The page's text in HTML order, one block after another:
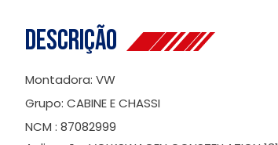
Descrição
Montadora: VW
Grupo: CABINE E CHASSI
NCM : 87082999